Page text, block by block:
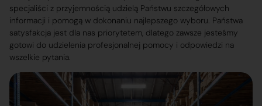
specjaliści z przyjemnością udzielą Państwu szczegółowych
informacji i pomogą w dokonaniu najlepszego wyboru. Państwa
satysfakcja jest dla nas priorytetem, dlatego zawsze jesteśmy
gotowi do udzielenia profesjonalnej pomocy i odpowiedzi na
wszelkie pytania.